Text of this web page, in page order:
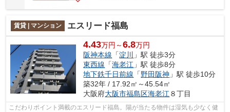
賃貸 | マンション エスリード福島
4.43万円～6.8万円
阪神本線 「淀川
」駅 徒歩3分
東西線 「海老江 」駅 徒歩8分
地下鉄千日前線 「野田阪神 」駅 徒歩10分
築32年 / 17.92㎡～45.54㎡
大阪府大阪市福島区海老江 ８丁目
こだわりポイント満載のエスリード福島。陽が当たる物件は湿気も少なく健